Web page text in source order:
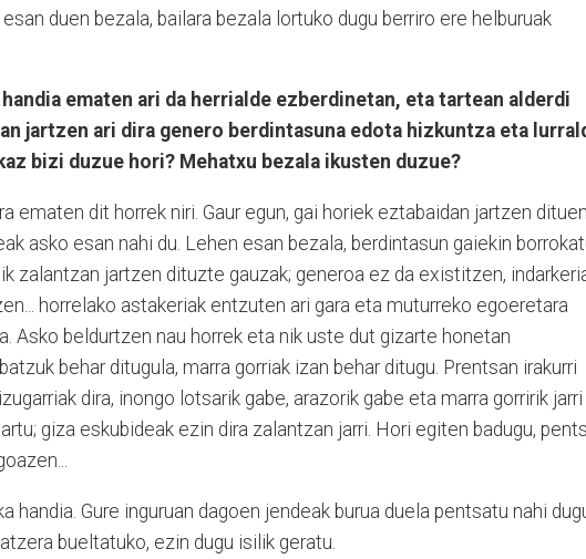
duen bezala, bailara bezala lortuko dugu berriro ere helburuak
ematen ari da herrialde ezberdinetan, eta tartean alderdi
jartzen ari dira genero berdintasuna edota hizkuntza eta
bizi duzue hori? Mehatxu bezala ikusten duzue?
ematen dit horrek niri. Gaur egun, gai horiek eztabaidan jartzen dituen
asko esan nahi du. Lehen esan bezala, berdintasun gaiekin
zalantzan jartzen dituzte gauzak; generoa ez da existitzen,
horrelako astakeriak entzuten ari gara eta muturreko egoeretara
Asko beldurtzen nau horrek eta nik uste dut gizarte honetan
behar ditugula, marra gorriak izan behar ditugu. Prentsan irakurri
dira, inongo lotsarik gabe, arazorik gabe eta marra gorririk jarri
giza eskubideak ezin dira zalantzan jarri. Hori egiten badugu,
handia. Gure inguruan dagoen jendeak burua duela pentsatu nahi
bueltatuko, ezin dugu isilik geratu.